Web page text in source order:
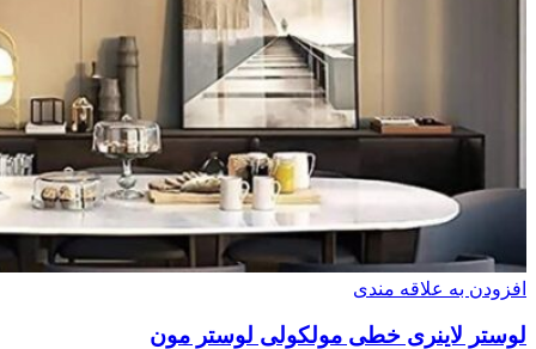
افزودن به علاقه مندی
لوستر لاینری خطی مولکولی لوستر مون